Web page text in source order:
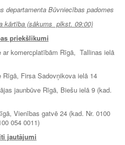
departamenta Būvniecības padomes
kārtība (sākums plkst. 09:00)
priekšlikumi
ar komercplatībām Rīgā, Tallinas ielā
Firsa Sadovņikova ielā 14
jaunbūve Rīgā, Biešu ielā 9 (kad.
Vienības gatvē 24 (kad. Nr. 0100
054 0011)
jautājumi